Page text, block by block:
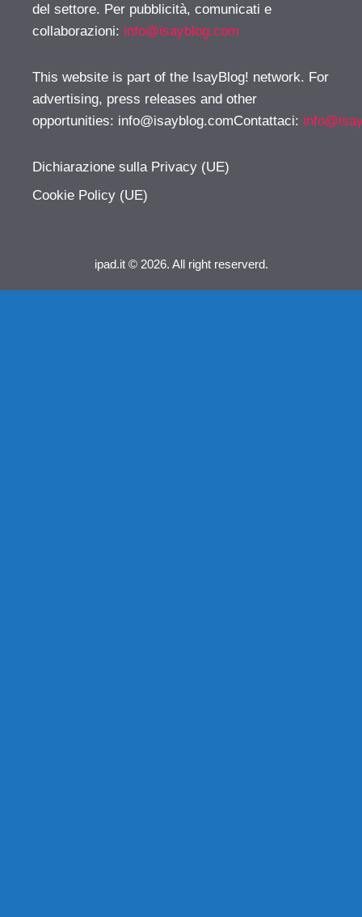
del settore. Per pubblicità, comunicati e
collaborazioni: info@isayblog.com
This website is part of the IsayBlog! network. For
advertising, press releases and other
opportunities: info@isayblog.comContattaci:
Dichiarazione sulla Privacy (UE)
Cookie Policy (UE)
ipad.it © 2026. All right reserverd.